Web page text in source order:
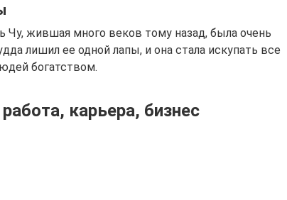
Чу, жившая много веков тому назад, была очень
лишил ее одной лапы, и она стала искупать все
богатством.
карьера, бизнес